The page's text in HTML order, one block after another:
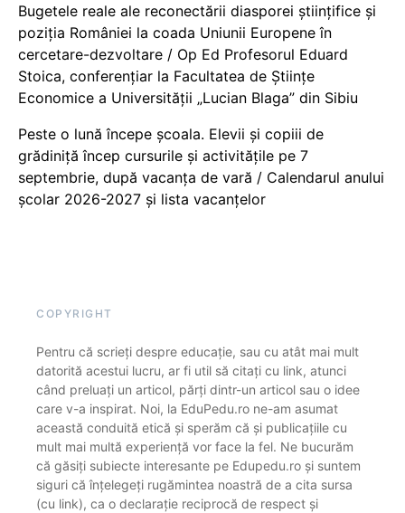
Bugetele reale ale reconectării diasporei științifice și
poziția României la coada Uniunii Europene în
cercetare-dezvoltare / Op Ed Profesorul Eduard
Stoica, conferențiar la Facultatea de Științe
Economice a Universității „Lucian Blaga” din Sibiu
Peste o lună începe școala. Elevii și copiii de
grădiniță încep cursurile și activitățile pe 7
septembrie, după vacanța de vară / Calendarul anului
școlar 2026-2027 și lista vacanțelor
COPYRIGHT
Pentru că scrieți despre educație, sau cu atât mai mult
datorită acestui lucru, ar fi util să citați cu link, atunci
când preluați un articol, părți dintr-un articol sau o idee
care v-a inspirat. Noi, la EduPedu.ro ne-am asumat
această conduită etică și sperăm că și publicațiile cu
mult mai multă experiență vor face la fel. Ne bucurăm
că găsiți subiecte interesante pe Edupedu.ro și suntem
siguri că înțelegeți rugămintea noastră de a cita sursa
(cu link), ca o declarație reciprocă de respect și